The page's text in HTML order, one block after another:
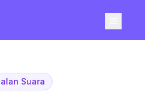
Suara